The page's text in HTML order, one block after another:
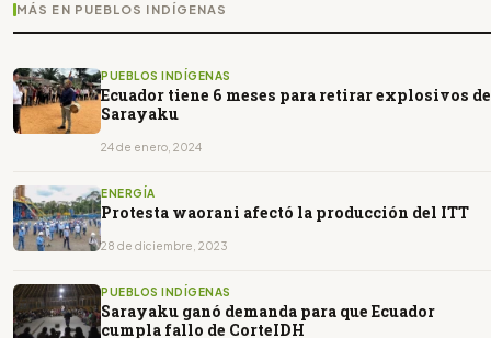
MÁS EN PUEBLOS INDÍGENAS
PUEBLOS INDÍGENAS
Ecuador tiene 6 meses para retirar explosivos de
Sarayaku
24 de enero, 2024
ENERGÍA
Protesta waorani afectó la producción del ITT
28 de diciembre, 2023
PUEBLOS INDÍGENAS
Sarayaku ganó demanda para que Ecuador
cumpla fallo de CorteIDH